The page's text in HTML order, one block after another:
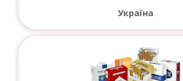
Україна